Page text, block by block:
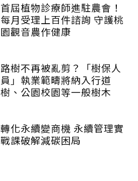
首屆植物診療師進駐農會！
每月受理上百件諮詢 守護桃
園觀音農作健康
路樹不再被亂剪？「樹保人
員」執業範疇將納入行道
樹、公園校園等一般樹木
轉化永續變商機 永續管理實
戰課破解減碳困局